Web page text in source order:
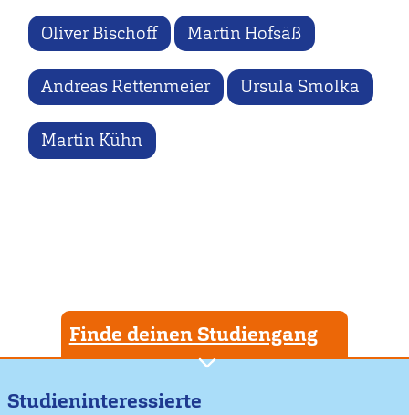
Oliver Bischoff Martin Hofsäß
Andreas Rettenmeier Ursula Smolka
Martin Kühn
Finde deinen Studiengang
Studieninteressierte